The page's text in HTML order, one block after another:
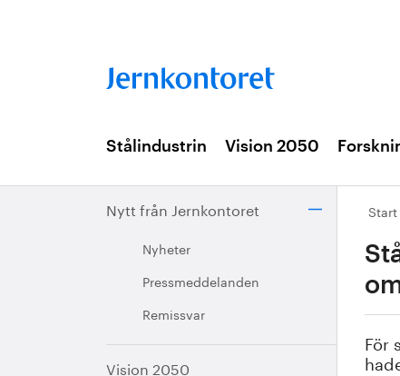
Stålindustrin Vision 2050
Nytt från Jernkontoret
Nyheter
Pressmeddelanden
Remissvar
Vision 2050
Start
För